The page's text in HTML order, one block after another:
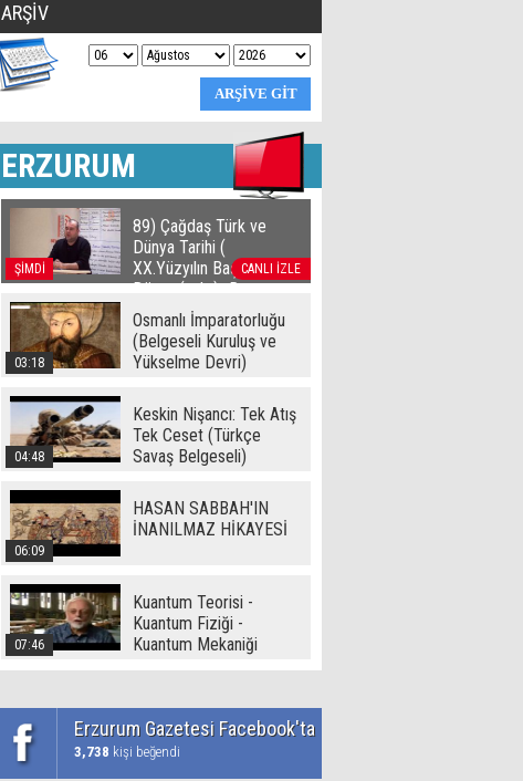
ARŞİV
ERZURUM
ŞİMDİ CANLI İZLE
89) Çağdaş Türk ve
Dünya Tarihi (
XX.Yüzyılın Başlarında
Dünya ( - I -) -Ramazan
Yetgin (2017)
03:18
Osmanlı İmparatorluğu
(Belgeseli Kuruluş ve
Yükselme Devri)
04:48
Keskin Nişancı: Tek Atış
Tek Ceset (Türkçe
Savaş Belgeseli)
06:09
HASAN SABBAH'IN
İNANILMAZ HİKAYESİ
07:46
Kuantum Teorisi -
Kuantum Fiziği -
Kuantum Mekaniği
Erzurum Gazetesi Facebook'ta
3,738 kişi beğendi